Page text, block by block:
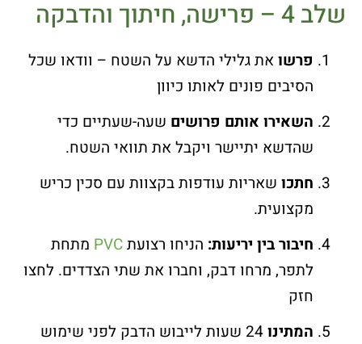
שלב 4 – פרישה, חיתוך והדבקה
פרשו את גלילי הדשא על השטח – וודאו שכל
הסיבים פונים לאותו כיוון
השאירו אותם פרושים שעה-שעתיים כדי
שהדשא יתיישר ויקבל את תוואי השטח.
חתכו שאריות עודפות בקצוות עם סכין כריש
מקצועית.
חיבור בין יריעות: הניחו רצועתPVC מתחת
לתפר, מרחו דבק, וחברו את שתי הצדדים. לחצו
חזק
המתינו
24 שעות לייבוש הדבק לפני שימוש